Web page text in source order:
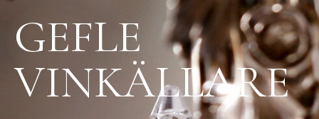
GEFLE
VINKÄLLARE